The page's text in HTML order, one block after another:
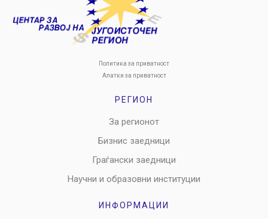
Политика за приватност
Алатки за приватност
РЕГИОН
За регионот
Бизнис заедници
Граѓански заедници
Научни и образовни институции
ИНФОРМАЦИИ